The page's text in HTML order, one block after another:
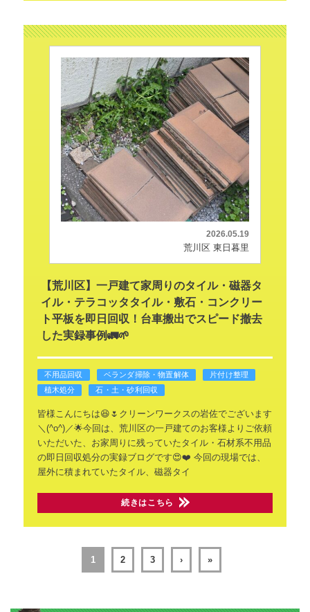
2026.05.19
荒川区 東日暮里
【荒川区】一戸建て家周りのタイル・磁器タ
イル・テラコッタタイル・敷石・コンクリー
ト平板を即日回収！台車搬出でスピード撤去
した実録事例🚛🌱
不用品回収 ベランダ掃除・物置解体
片付け整理
植木処分
石・土・砂利回収
皆様こんにちは😆🌷クリーンワークスの岩佐でございます
＼(^o^)／🌟今回は、荒川区の一戸建てのお客様よりご依頼
いただいた、お家周りに残っていたタイル・石材系不用品
の即日回収処分の実録ブログです😍❤️ 今回の現場では、
屋外に積まれていたタイル、磁器タイ
続きはこちら
1 2 3 › »